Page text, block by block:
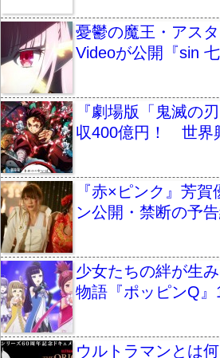
憂鬱の魔王・アス
Videoが公開『sin 七
『劇場版「鬼滅の
収400億円！ 世界
『赤×ピンク』芳
ン公開・禁断の予告
少女たちの絆が生
物語『ポッピンQ』
ウルトラマンとは